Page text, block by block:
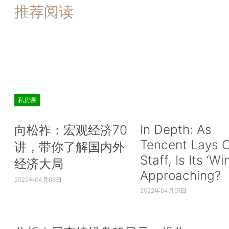
推荐阅读
私房课
向松祚：宏观经济70
讲，带你了解国内外
经济大局
2022年04月06日
In Depth: As
Tencent Lays
Staff, Is Its
Approaching?
2022年04月01日